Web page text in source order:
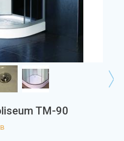
TM-90